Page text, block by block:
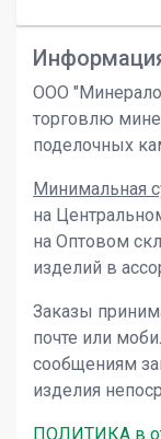
ООО
торговлю
поделочных
Минимальная
на
на Оптовом
изделий в
Заказы
почте или
сообщениям
изделия
ПОЛИТИКА в